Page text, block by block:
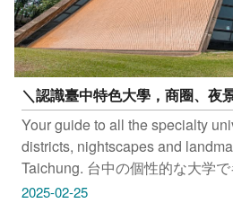
＼認識臺中特色大學，商圈、夜
Your guide to all the specialty
districts, nightscapes and
Taichung. 台中の個性的な大学
験！ 夜景にうっとりしたり、特
2025-02-25